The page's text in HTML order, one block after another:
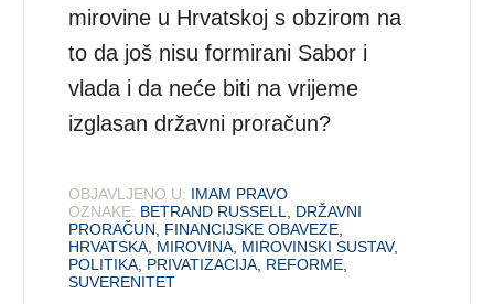
mirovine u Hrvatskoj s obzirom na
to da još nisu formirani Sabor i
vlada i da neće biti na vrijeme
izglasan državni proračun?
OBJAVLJENO U: IMAM PRAVO
OZNAKE: BETRAND RUSSELL, DRŽAVNI
PRORAČUN, FINANCIJSKE OBAVEZE,
HRVATSKA, MIROVINA, MIROVINSKI SUSTAV,
POLITIKA, PRIVATIZACIJA, REFORME,
SUVERENITET